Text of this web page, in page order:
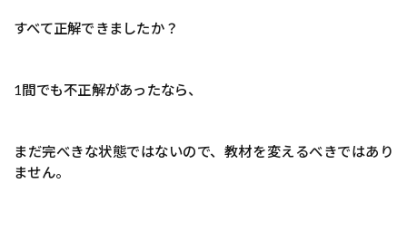
すべて正解できましたか？
1間でも不正解があったなら、
まだ完べきな状態ではないので、教材を変えるべきではあり
ません。